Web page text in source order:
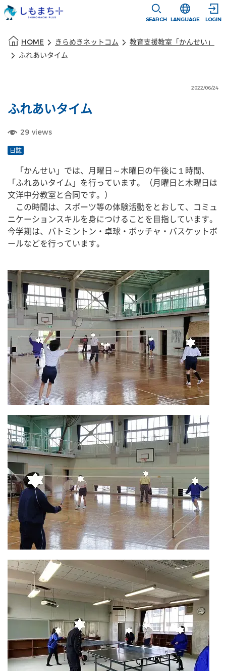
SEARCH
選択すると言
LANGUAGE LOGIN
HOME きらめきネットコム
教育支援教室「かんせい」
ふれあいタイム
2022/06/24
ふれあいタイム
29 views
日誌
「かんせい」では、月曜日～木曜日の午後に１時間、
「ふれあいタイム」を行っています。（月曜日と木曜日は
文洋中分教室と合同です。）
この時間は、スポーツ等の体験活動をとおして、コミュ
ニケーションスキルを身につけることを目指しています。
今学期は、バトミントン・卓球・ボッチャ・バスケットボ
ールなどを行っています。